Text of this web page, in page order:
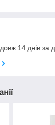
14 днів за